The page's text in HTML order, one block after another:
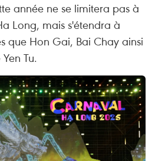
année ne se limitera pas à
Long, mais s'étendra à
que Hon Gai, Bai Chay ainsi
Tu.